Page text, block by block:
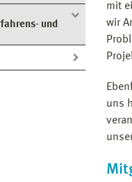
und
mit
wir
uns